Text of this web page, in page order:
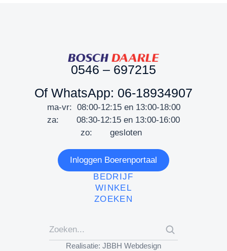
0546 – 697215
Of WhatsApp: 06-18934907
ma-vr: 08:00-12:15 en 13:00-18:00
za: 08:30-12:15 en 13:00-16:00
zo: gesloten
Inloggen Boerenportaal
BEDRIJF
WINKEL
ZOEKEN
Realisatie: JBBH Webdesign